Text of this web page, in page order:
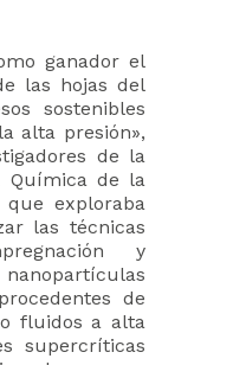
ganador el
las hojas del
sostenibles
alta presión»,
de la
Química de la
que exploraba
las técnicas
y
de
fluidos a alta
supercríticas